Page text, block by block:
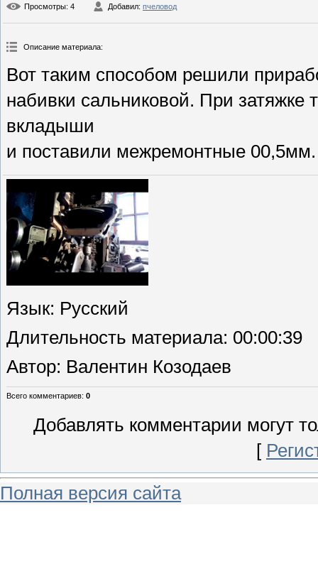
Просмотры: 4 Добавил: пчеловод
Описание материала:
Вот таким способом решили
набивки сальниковой. При
вкладыши
и поставили межремонтные 00,5мм.
Язык: Русский
Длительность материала: 00:00:39
Автор: Валентин Козодаев
Всего комментариев: 0
Добавлять комментарии могут
[
Полная версия сайта